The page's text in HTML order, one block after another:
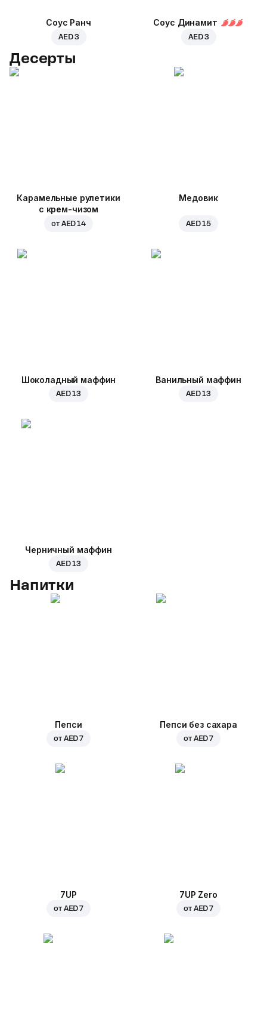
Соус Ранч
AED 3
Соус Динамит
AED 3
Десерты
Карамельные рулетики
с крем-чизом
от AED 14
Медовик
AED 15
Шоколадный маффин
AED 13
Ванильный маффин
AED 13
Черничный маффин
AED 13
Напитки
Пепси
от AED 7
Пепси без сахара
от AED 7
7UP
от AED 7
7UP Zero
от AED 7